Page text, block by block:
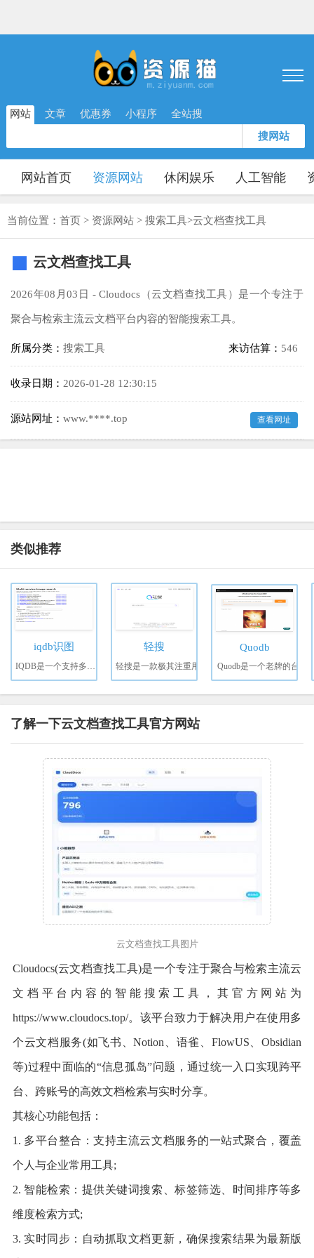
网站 文章 优惠券 小程序 全站搜
搜网站
网站首页 资源网站 休闲娱乐 人工智能
当前位置： 首页 > 资源网站 > 搜索工具>云文档查找工具
云文档查找工具
2026年08月03日 - Cloudocs（云文档查找工具）是一个专注于
聚合与检索主流云文档平台内容的智能搜索工具。
所属分类： 搜索工具 来访估算： 546
收录日期： 2026-01-28 12:30:15
源站网址： www.****.top 查看网址
类似推荐
iqdb识图
IQDB是一个支持多平台
轻搜
轻搜是一款极其注重用
Quodb
Quodb是一个老牌的台
了解一下云文档查找工具官方网站
云文档查找工具图片
Cloudocs(云文档查找工具)是一个专注于聚合与检索主流云
文档平台内容的智能搜索工具，其官方网站为
https://www.cloudocs.top/。该平台致力于解决用户在使用多
个云文档服务(如飞书、Notion、语雀、FlowUS、Obsidian
等)过程中面临的“信息孤岛”问题，通过统一入口实现跨平
台、跨账号的高效文档检索与实时分享。
其核心功能包括：
1. 多平台整合：支持主流云文档服务的一站式聚合，覆盖
个人与企业常用工具;
2. 智能检索：提供关键词搜索、标签筛选、时间排序等多
维度检索方式;
3. 实时同步：自动抓取文档更新，确保搜索结果为最新版